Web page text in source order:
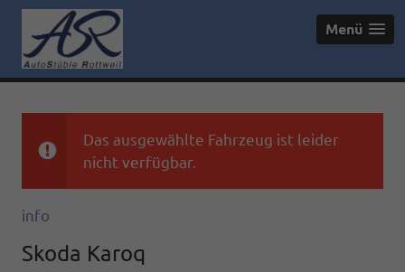
Menü
Das ausgewählte Fahrzeug ist leider
nicht verfügbar.
info
Skoda Karoq